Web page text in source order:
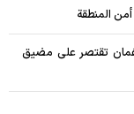
المنطقة
عُمان تقتصر على مضيق